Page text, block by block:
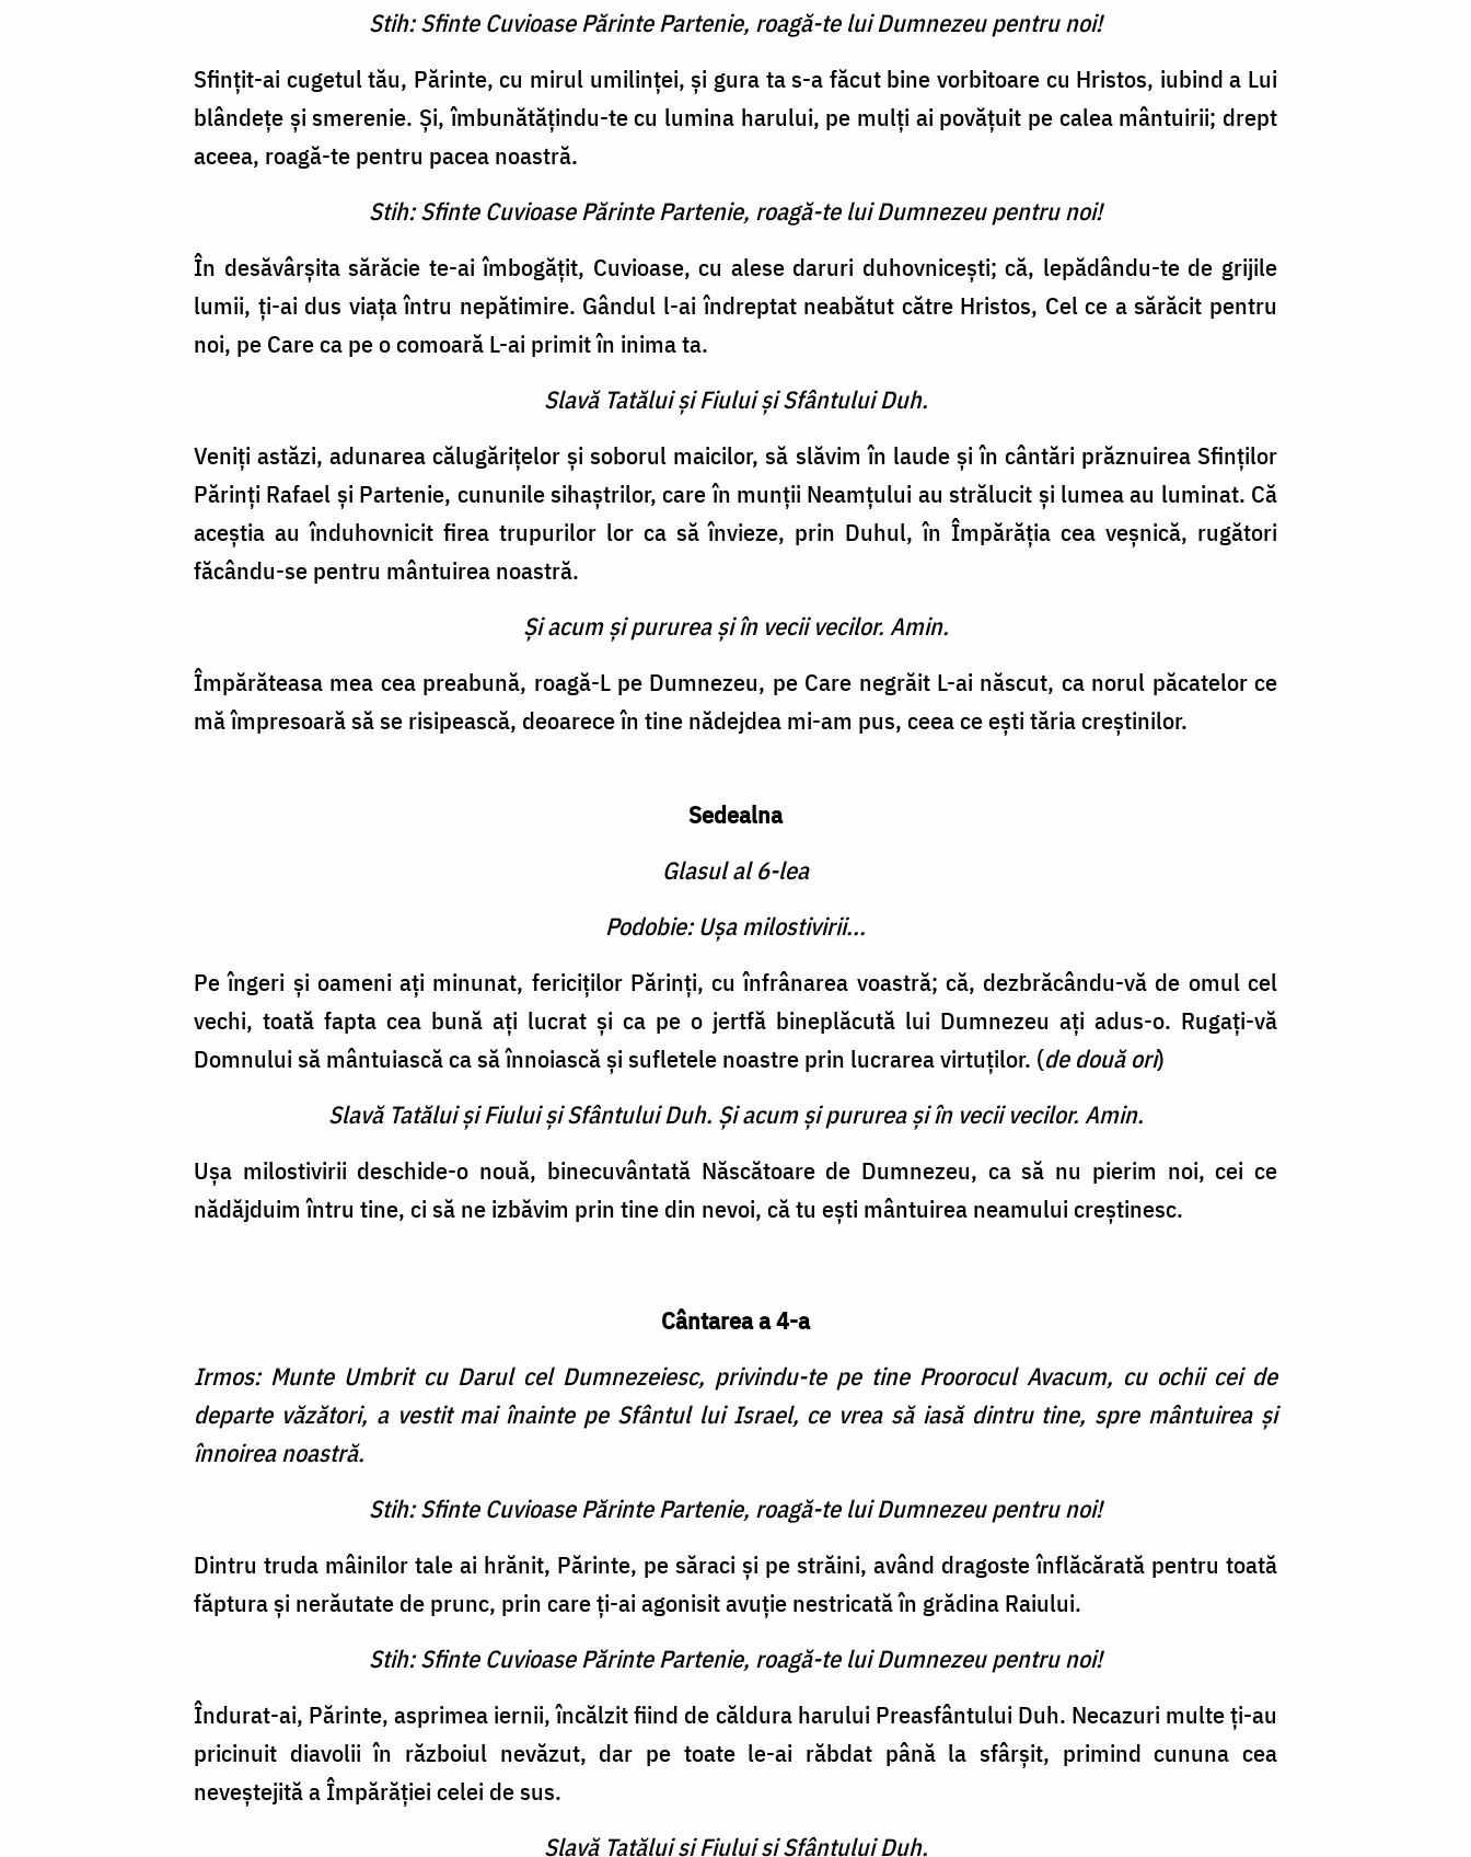
Stih: Sfinte Cuvioase Părinte Partenie, roagă-te lui Dumnezeu pentru noi!
Sfințit-ai cugetul tău, Părinte, cu mirul umilinței, și gura ta s-a făcut bine vorbitoare cu Hristos, iubind a Lui
blândețe și smerenie. Și, îmbunătățindu-te cu lumina harului, pe mulți ai povățuit pe calea mântuirii; drept
aceea, roagă-te pentru pacea noastră.
Stih: Sfinte Cuvioase Părinte Partenie, roagă-te lui Dumnezeu pentru noi!
În desăvârșita sărăcie te-ai îmbogățit, Cuvioase, cu alese daruri duhovnicești; că, lepădându-te de grijile
lumii, ți-ai dus viața întru nepătimire. Gândul l-ai îndreptat neabătut către Hristos, Cel ce a sărăcit pentru
noi, pe Care ca pe o comoară L-ai primit în inima ta.
Slavă Tatălui şi Fiului şi Sfântului Duh.
Veniți astăzi, adunarea călugărițelor și soborul maicilor, să slăvim în laude și în cântări prăznuirea Sfinților
Părinți Rafael și Partenie, cununile sihaștrilor, care în munții Neamțului au strălucit și lumea au luminat. Că
aceștia au înduhovnicit firea trupurilor lor ca să învieze, prin Duhul, în Împărăția cea veșnică, rugători
făcându-se pentru mântuirea noastră.
Şi acum şi pururea şi în vecii vecilor. Amin.
Împărăteasa mea cea preabună, roagă-L pe Dumnezeu, pe Care negrăit L-ai născut, ca norul păcatelor ce
mă împresoară să se risipească, deoarece în tine nădejdea mi-am pus, ceea ce ești tăria creștinilor.
Sedealna
Glasul al 6-lea
Podobie: Ușa milostivirii...
Pe îngeri și oameni ați minunat, fericiților Părinți, cu înfrânarea voastră; că, dezbrăcându-vă de omul cel
vechi, toată fapta cea bună ați lucrat și ca pe o jertfă bineplăcută lui Dumnezeu ați adus-o. Rugați-vă
Domnului să mântuiască ca să înnoiască și sufletele noastre prin lucrarea virtuților. (de două ori)
Slavă Tatălui şi Fiului şi Sfântului Duh. Şi acum şi pururea şi în vecii vecilor. Amin.
Ușa milostivirii deschide-o nouă, binecuvântată Născătoare de Dumnezeu, ca să nu pierim noi, cei ce
nădăjduim întru tine, ci să ne izbăvim prin tine din nevoi, că tu ești mântuirea neamului creștinesc.
Cântarea a 4-a
Irmos: Munte Umbrit cu Darul cel Dumnezeiesc, privindu-te pe tine Proorocul Avacum, cu ochii cei de
departe văzători, a vestit mai înainte pe Sfântul lui Israel, ce vrea să iasă dintru tine, spre mântuirea şi
înnoirea noastră.
Stih: Sfinte Cuvioase Părinte Partenie, roagă-te lui Dumnezeu pentru noi!
Dintru truda mâinilor tale ai hrănit, Părinte, pe săraci și pe străini, având dragoste înflăcărată pentru toată
făptura și nerăutate de prunc, prin care ți-ai agonisit avuție nestricată în grădina Raiului.
Stih: Sfinte Cuvioase Părinte Partenie, roagă-te lui Dumnezeu pentru noi!
Îndurat-ai, Părinte, asprimea iernii, încălzit fiind de căldura harului Preasfântului Duh. Necazuri multe ți-au
pricinuit diavolii în războiul nevăzut, dar pe toate le-ai răbdat până la sfârșit, primind cununa cea
neveștejită a Împărăției celei de sus.
Slavă Tatălui şi Fiului şi Sfântului Duh.